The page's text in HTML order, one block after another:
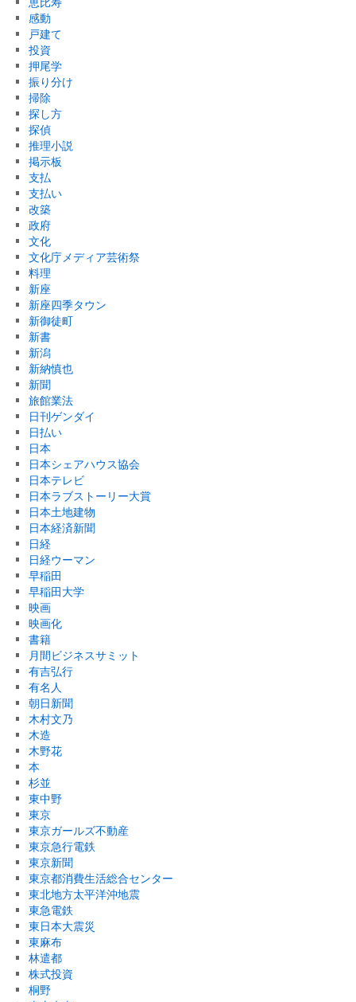
感動
戸建て
投資
押尾学
振り分け
掃除
探し方
探偵
推理小説
掲示板
支払
支払い
改築
政府
文化
文化庁メディア芸術祭
料理
新座
新座四季タウン
新御徒町
新書
新潟
新納慎也
新聞
旅館業法
日刊ゲンダイ
日払い
日本
日本シェアハウス協会
日本テレビ
日本ラブストーリー大賞
日本土地建物
日本経済新聞
日経
日経ウーマン
早稲田
早稲田大学
映画
映画化
書籍
月間ビジネスサミット
有吉弘行
有名人
朝日新聞
木村文乃
木造
木野花
本
杉並
東中野
東京
東京ガールズ不動産
東京急行電鉄
東京新聞
東京都消費生活総合センター
東北地方太平洋沖地震
東急電鉄
東日本大震災
東麻布
林遣都
株式投資
桐野